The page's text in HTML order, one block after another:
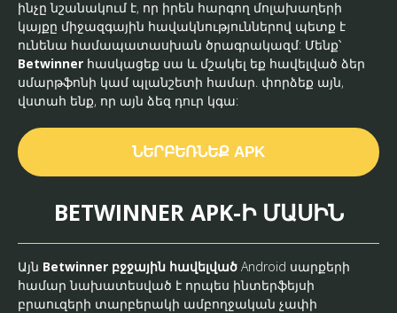
ինչը նշանակում է, որ իրեն հարգող մոլախաղերի
կայքը միջազգային հավակնություններով պետք է
ունենա համապատասխան ծրագրակազմ: Մենք՝
Betwinner հասկացեք սա և մշակել եք հավելված ձեր
սմարթֆոնի կամ պլանշետի համար. փորձեք այն,
վստահ ենք, որ այն ձեզ դուր կգա:
ՆԵՐԲԵՌՆԵՔ APK
BETWINNER APK-Ի ՄԱՍԻՆ
Այն Betwinner բջջային հավելված Android սարքերի
համար նախատեսված է որպես ինտերֆեյսի
բրաուզերի տարբերակի ամբողջական չափի